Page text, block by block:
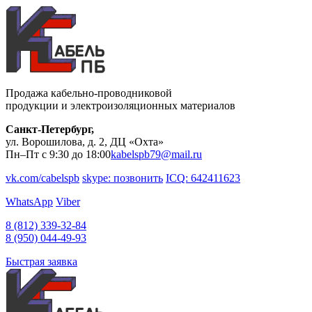
Продажа кабельно-проводниковой
продукции и электроизоляционных материалов
Санкт-Петербург,
ул. Ворошилова, д. 2, ДЦ «Охта»
Пн–Пт с 9:30 до 18:00kabelspb79@mail.ru
vk.com/cabelspb skype: позвонить ICQ: 642411623
WhatsApp Viber
8 (812) 339-32-84
8 (950) 044-49-93
Быстрая заявка